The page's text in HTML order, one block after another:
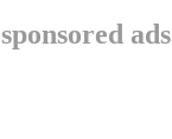
sponsored ads